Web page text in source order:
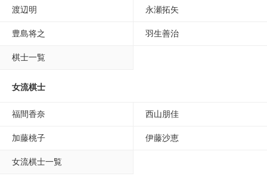
渡辺明 永瀬拓矢
豊島将之 羽生善治
棋士一覧
女流棋士
福間香奈 西山朋佳
加藤桃子 伊藤沙恵
女流棋士一覧